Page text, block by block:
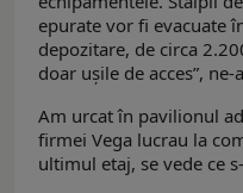
epurate vor fi evacuate
depozitare, de circa
doar uşile de acces”,
Am urcat în pavilionul
firmei Vega lucrau la
ultimul etaj, se vede ce